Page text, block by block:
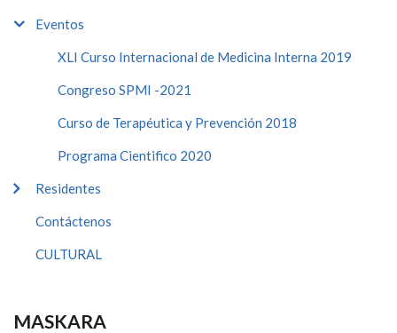
Eventos
XLI Curso Internacional de Medicina Interna 2019
Congreso SPMI -2021
Curso de Terapéutica y Prevención 2018
Programa Cientifico 2020
Residentes
Contáctenos
CULTURAL
MASKARA